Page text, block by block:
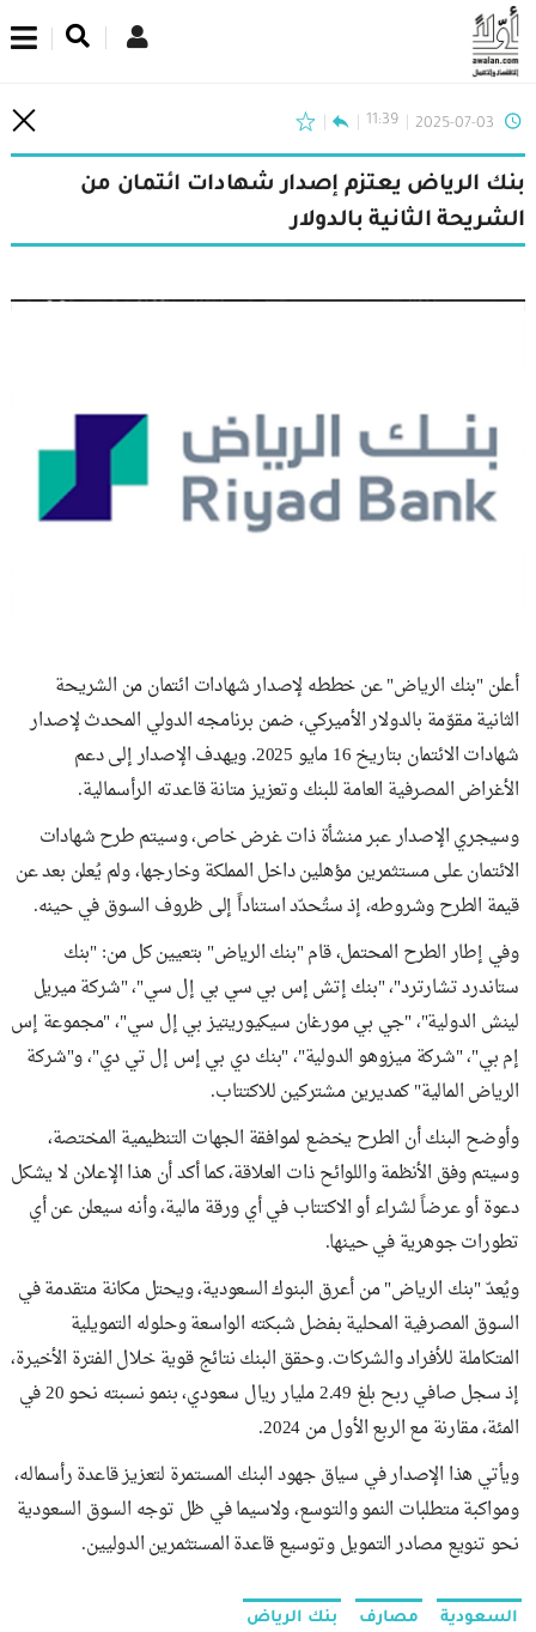
2025-07-03
11:39
بنك الرياض يعتزم إصدار شهادات ائتمان من
الشريحة الثانية بالدولار
أعلن "بنك الرياض" عن خططه لإصدار شهادات ائتمان من الشريحة
الثانية مقوّمة بالدولار الأميركي، ضمن برنامجه الدولي المحدث لإصدار
شهادات الائتمان بتاريخ 16 مايو 2025. ويهدف الإصدار إلى دعم
الأغراض المصرفية العامة للبنك وتعزيز متانة قاعدته الرأسمالية.
وسيجري الإصدار عبر منشأة ذات غرض خاص، وسيتم طرح شهادات
الائتمان على مستثمرين مؤهلين داخل المملكة وخارجها، ولم يُعلن بعد عن
قيمة الطرح وشروطه، إذ ستُحدّد استناداً إلى ظروف السوق في حينه.
وفي إطار الطرح المحتمل، قام "بنك الرياض" بتعيين كل من: "بنك
ستاندرد تشارترد"، "بنك إتش إس بي سي بي إل سي"، "شركة ميريل
لينش الدولية"، "جي بي مورغان سيكيوريتيز بي إل سي"، "مجموعة إس
إم بي"، "شركة ميزوهو الدولية"، "بنك دي بي إس إل تي دي"، و"شركة
الرياض المالية" كمديرين مشتركين للاكتتاب.
وأوضح البنك أن الطرح يخضع لموافقة الجهات التنظيمية المختصة،
وسيتم وفق الأنظمة واللوائح ذات العلاقة، كما أكد أن هذا الإعلان لا يشكل
دعوة أو عرضاً لشراء أو الاكتتاب في أي ورقة مالية، وأنه سيعلن عن أي
تطورات جوهرية في حينها.
ويُعدّ "بنك الرياض" من أعرق البنوك السعودية، ويحتل مكانة متقدمة في
السوق المصرفية المحلية بفضل شبكته الواسعة وحلوله التمويلية
المتكاملة للأفراد والشركات. وحقق البنك نتائج قوية خلال الفترة الأخيرة،
إذ سجل صافي ربح بلغ 2.49 مليار ريال سعودي، بنمو نسبته نحو 20 في
المئة، مقارنة مع الربع الأول من 2024.
ويأتي هذا الإصدار في سياق جهود البنك المستمرة لتعزيز قاعدة رأسماله،
ومواكبة متطلبات النمو والتوسع، ولاسيما في ظل توجه السوق السعودية
نحو تنويع مصادر التمويل وتوسيع قاعدة المستثمرين الدوليين.
السعودية مصارف بنك الرياض
اشترك في نشرتنا الإخبارية